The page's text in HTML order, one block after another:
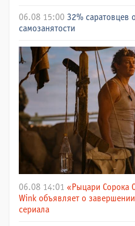
06.08 15:00 32%
самозанятости
06.08 14:01 «Рыцари Сорока
Wink объявляет о
сериала